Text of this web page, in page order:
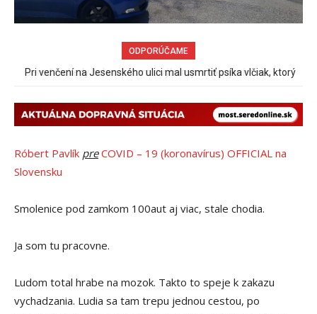
ODPORÚČAME
Pri venčení na Jesenského ulici mal usmrtiť psíka vlčiak, ktorý
Róbert Pavlík pre COVID – 19 (koronavírus) OFFICIAL na
Slovensku
Smolenice pod zamkom 100aut aj viac, stale chodia.
Ja som tu pracovne.
Ludom total hrabe na mozok. Takto to speje k zakazu
vychadzania. Ludia sa tam trepu jednou cestou, po